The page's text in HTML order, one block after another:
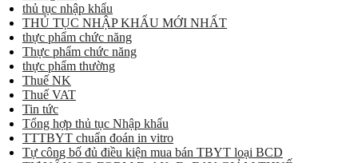
thủ tục nhập khẩu
THỦ TỤC NHẬP KHẨU MỚI NHẤT
thực phẩm chức năng
Thực phẩm chức năng
thực phẩm thường
Thuế NK
Thuế VAT
Tin tức
Tổng hợp thủ tục Nhập khẩu
TTTBYT chuẩn đoán in vitro
Tự công bố đủ điều kiện mua bán TBYT loại BCD